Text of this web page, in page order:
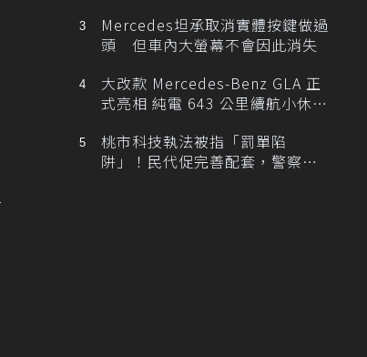
Mercedes坦承取消實體按鍵做過
頭 但車內大螢幕不會因此消失
大改款 Mercedes-Benz GLA 正
式亮相 純電 643 公里續航小休
桃市科技執法被指「罰單陷
阱」！民代促完善配套，警察局